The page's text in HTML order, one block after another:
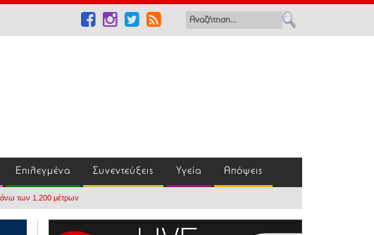
Επιλεγμένα Συνεντεύξεις Υγεία Απόψεις
άνω των 1.200 μέτρων